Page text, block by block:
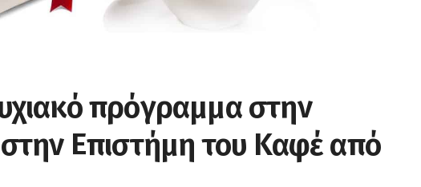
πρόγραμμα στην
στην Επιστήμη του Καφέ από